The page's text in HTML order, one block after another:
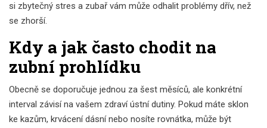
si zbytečný stres a zubař vám může odhalit problémy dřív, než
se zhorší.
Kdy a jak často chodit na
zubní prohlídku
Obecně se doporučuje jednou za šest měsíců, ale konkrétní
interval závisí na vašem zdraví ústní dutiny. Pokud máte sklon
ke kazům, krvácení dásní nebo nosíte rovnátka, může být